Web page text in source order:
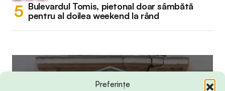
Preferințe
Bulevardul Tomis, pietonal doar sâmbătă
pentru al doilea weekend la rând